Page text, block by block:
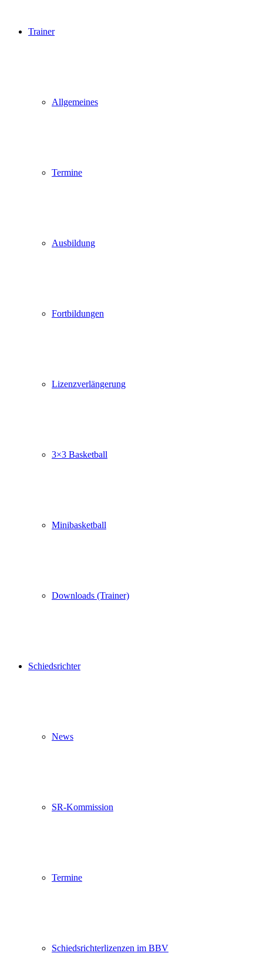
Trainer
Allgemeines
Termine
Ausbildung
Fortbildungen
Lizenzverlängerung
3×3 Basketball
Minibasketball
Downloads (Trainer)
Schiedsrichter
News
SR-Kommission
Termine
Schiedsrichterlizenzen im BBV